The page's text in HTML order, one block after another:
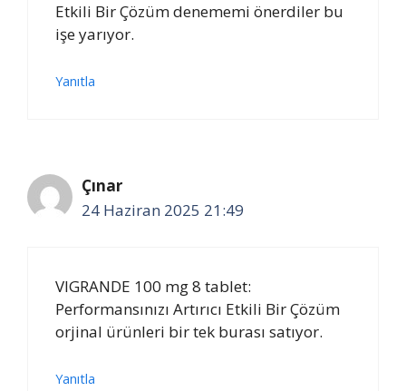
Etkili Bir Çözüm denememi önerdiler bu
işe yarıyor.
Yanıtla
Çınar
24 Haziran 2025 21:49
VIGRANDE 100 mg 8 tablet:
Performansınızı Artırıcı Etkili Bir Çözüm
orjinal ürünleri bir tek burası satıyor.
Yanıtla